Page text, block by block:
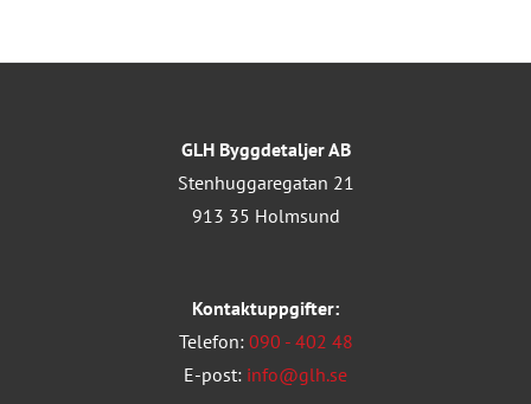
GLH Byggdetaljer AB
Stenhuggaregatan 21
913 35 Holmsund
Kontaktuppgifter:
Telefon: 090 - 402 48
E-post: info@glh.se